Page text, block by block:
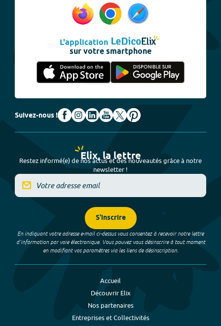
L'application
sur votre smartphone
Suivez-nous !
Elix, la lettre
Restez informé(e) de nos actus et des nouveautés grâce à notre
newsletter !
S'inscrire
En indiquant votre adresse e-mail ci-dessus vous consentez à recevoir notre lettre
d’information par voie électronique. Vous pouvez vous désinscrire à tout moment
en modifiant vos paramètres via les liens de désinscription.
Accueil
Découvrir Elix
Nos partenaires
Entreprises et Collectivités